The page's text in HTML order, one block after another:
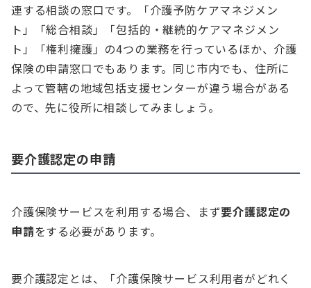
連する相談の窓口です。「介護予防ケアマネジメン
ト」「総合相談」「包括的・継続的ケアマネジメン
ト」「権利擁護」の4つの業務を行っているほか、介護
保険の申請窓口でもあります。同じ市内でも、住所に
よって管轄の地域包括支援センターが違う場合がある
ので、先に役所に相談してみましょう。
要介護認定の申請
介護保険サービスを利用する場合、まず要介護認定の
申請をする必要があります。
要介護認定とは、「介護保険サービス利用者がどれく